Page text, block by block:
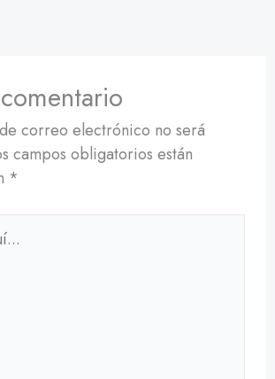
correo electrónico no será
campos obligatorios están
*